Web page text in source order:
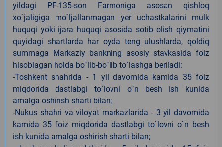
yildagi PF-135-son Farmoniga asosan qishloq
xo`jaligiga mo`ljallanmagan yer uchastkalarini mulk
huquqi yoki ijara huquqi asosida sotib olish qiymatini
quyidagi shartlarda har oyda teng ulushlarda, qoldiq
summaga Markaziy bankning asosiy stavkasida foiz
hisoblagan holda bo`lib-bo`lib to`lashga beriladi:
-Toshkent shahrida - 1 yil davomida kamida 35 foiz
miqdorida dastlabgi to`lovni o`n besh ish kunida
amalga oshirish sharti bilan;
-Nukus shahri va viloyat markazlarida - 3 yil davomida
kamida 35 foiz miqdorida dastlabgi to`lovni o`n besh
ish kunida amalga oshirish sharti bilan;